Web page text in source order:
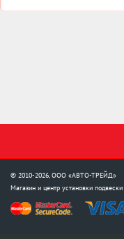
© 2010-2026, ООО «АВТО-ТРЕЙД»
Магазин и центр установки подвески